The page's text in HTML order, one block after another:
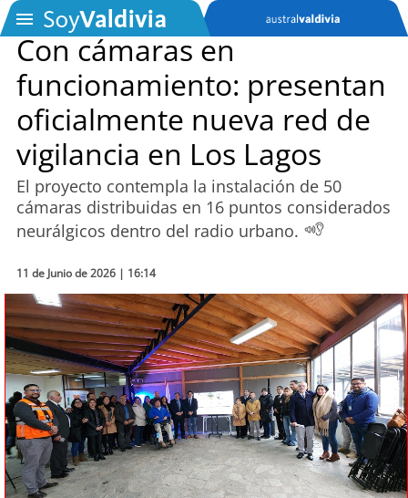
SOYTV
Podcast
Actualidad
Entretención
Economía
Deportes
Tecnología
Sostenibilidad
soychile
Con cámaras en
funcionamiento: presentan
oficialmente nueva red de
vigilancia en Los Lagos
El proyecto contempla la instalación de 50
cámaras distribuidas en 16 puntos considerados
neurálgicos dentro del radio urbano.
11 de Junio de 2026 | 16:14